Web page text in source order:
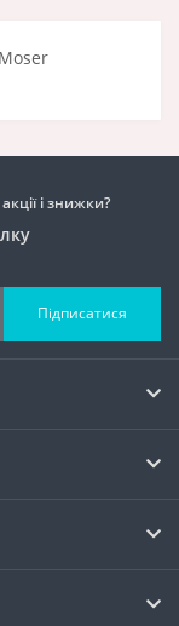
і знижки?
Підписатися